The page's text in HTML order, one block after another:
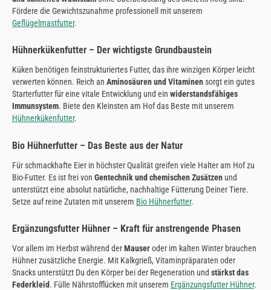
Fördere die Gewichtszunahme professionell mit unserem
Geflügelmastfutter.
Hühnerkükenfutter – Der wichtigste Grundbaustein
Küken benötigen feinstrukturiertes Futter, das ihre winzigen Körper leicht
verwerten können. Reich an Aminosäuren und Vitaminensorgt ein gutes
Starterfutter für eine vitale Entwicklung und ein widerstandsfähiges
Immunsystem. Biete den Kleinsten am Hof das Beste mit unserem
Hühnerkükenfutter.
Bio Hühnerfutter – Das Beste aus der Natur
Für schmackhafte Eier in höchster Qualität greifen viele Halter am Hof zu
Bio-Futter. Es ist frei von Gentechnik und chemischen Zusätzen und
unterstützt eine absolut natürliche, nachhaltige Fütterung Deiner Tiere.
Setze auf reine Zutaten mit unserem Bio Hühnerfutter.
Ergänzungsfutter Hühner – Kraft für anstrengende Phasen
Vor allem im Herbst während derMauseroder im kalten Winter brauchen
Hühner zusätzliche Energie. Mit Kalkgrieß, Vitaminpräparaten oder
Snacks unterstützt Du den Körper bei der Regeneration und stärkst das
Federkleid. Fülle Nährstofflücken mit unserem Ergänzungsfutter Hühner.